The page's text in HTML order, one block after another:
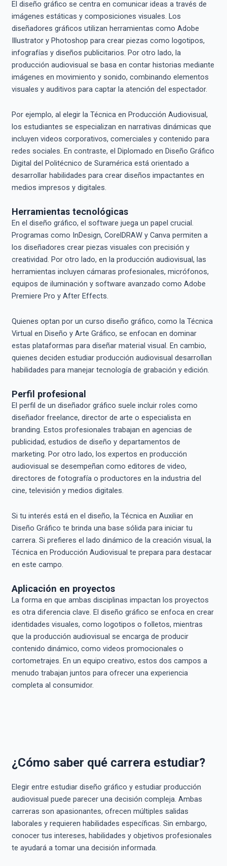
El diseño gráfico se centra en comunicar ideas a través de
imágenes estáticas y composiciones visuales. Los
diseñadores gráficos utilizan herramientas como Adobe
Illustrator y Photoshop para crear piezas como logotipos,
infografías y diseños publicitarios. Por otro lado, la
producción audiovisual se basa en contar historias mediante
imágenes en movimiento y sonido, combinando elementos
visuales y auditivos para captar la atención del espectador.
Por ejemplo, al elegir la Técnica en Producción Audiovisual,
los estudiantes se especializan en narrativas dinámicas que
incluyen videos corporativos, comerciales y contenido para
redes sociales. En contraste, el Diplomado en Diseño Gráfico
Digital del Politécnico de Suramérica está orientado a
desarrollar habilidades para crear diseños impactantes en
medios impresos y digitales.
Herramientas tecnológicas
En el diseño gráfico, el software juega un papel crucial.
Programas como InDesign, CorelDRAW y Canva permiten a
los diseñadores crear piezas visuales con precisión y
creatividad. Por otro lado, en la producción audiovisual, las
herramientas incluyen cámaras profesionales, micrófonos,
equipos de iluminación y software avanzado como Adobe
Premiere Pro y After Effects.
Quienes optan por un curso diseño gráfico, como la Técnica
Virtual en Diseño y Arte Gráfico, se enfocan en dominar
estas plataformas para diseñar material visual. En cambio,
quienes deciden estudiar producción audiovisual desarrollan
habilidades para manejar tecnología de grabación y edición.
Perfil profesional
El perfil de un diseñador gráfico suele incluir roles como
diseñador freelance, director de arte o especialista en
branding. Estos profesionales trabajan en agencias de
publicidad, estudios de diseño y departamentos de
marketing. Por otro lado, los expertos en producción
audiovisual se desempeñan como editores de video,
directores de fotografía o productores en la industria del
cine, televisión y medios digitales.
Si tu interés está en el diseño, la Técnica en Auxiliar en
Diseño Gráfico te brinda una base sólida para iniciar tu
carrera. Si prefieres el lado dinámico de la creación visual, la
Técnica en Producción Audiovisual te prepara para destacar
en este campo.
Aplicación en proyectos
La forma en que ambas disciplinas impactan los proyectos
es otra diferencia clave. El diseño gráfico se enfoca en crear
identidades visuales, como logotipos o folletos, mientras
que la producción audiovisual se encarga de producir
contenido dinámico, como videos promocionales o
cortometrajes. En un equipo creativo, estos dos campos a
menudo trabajan juntos para ofrecer una experiencia
completa al consumidor.
¿Cómo saber qué carrera estudiar?
Elegir entre estudiar diseño gráfico y estudiar producción
audiovisual puede parecer una decisión compleja. Ambas
carreras son apasionantes, ofrecen múltiples salidas
laborales y requieren habilidades específicas. Sin embargo,
conocer tus intereses, habilidades y objetivos profesionales
te ayudará a tomar una decisión informada.